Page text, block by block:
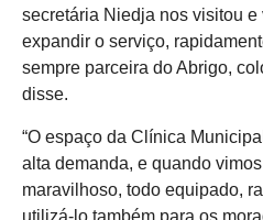
secretária Niedja nos visitou
expandir o serviço,
sempre parceira do Abrigo,
disse.
“O espaço da Clínica
alta demanda, e quando
maravilhoso, todo equipado,
utilizá-lo também para os